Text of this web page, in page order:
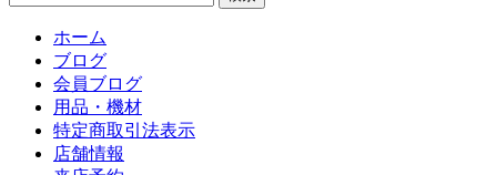
ホーム
ブログ
会員ブログ
用品・機材
特定商取引法表示
店舗情報